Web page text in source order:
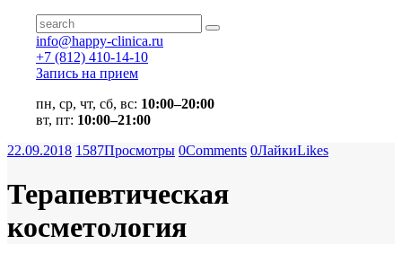
info@happy-clinica.ru
+7 (812) 410-14-10
Запись на прием
пн, ср, чт, сб, вс: 10:00–20:00
вт, пт: 10:00–21:00
22.09.2018 1587Просмотры 0Comments 0ЛайкиLikes
Терапевтическая
косметология